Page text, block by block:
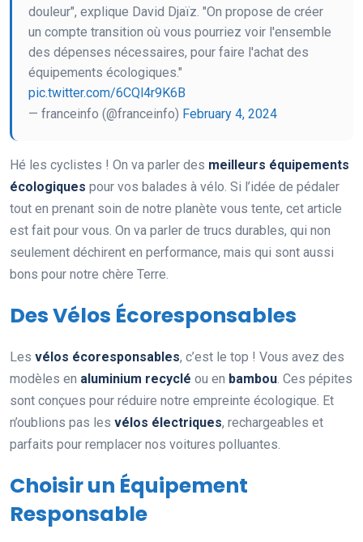
douleur", explique David Djaïz. "On propose de créer
un compte transition où vous pourriez voir l'ensemble
des dépenses nécessaires, pour faire l'achat des
équipements écologiques."
pic.twitter.com/6CQl4r9K6B
— franceinfo (@franceinfo) February 4, 2024
Hé les cyclistes ! On va parler des meilleurs équipements
écologiques pour vos balades à vélo. Si l’idée de pédaler
tout en prenant soin de notre planète vous tente, cet article
est fait pour vous. On va parler de trucs durables, qui non
seulement déchirent en performance, mais qui sont aussi
bons pour notre chère Terre.
Des Vélos Écoresponsables
Les vélos écoresponsables, c’est le top ! Vous avez des
modèles en aluminium recyclé ou en bambou. Ces pépites
sont conçues pour réduire notre empreinte écologique. Et
n’oublions pas les vélos électriques, rechargeables et
parfaits pour remplacer nos voitures polluantes.
Choisir un Équipement
Responsable